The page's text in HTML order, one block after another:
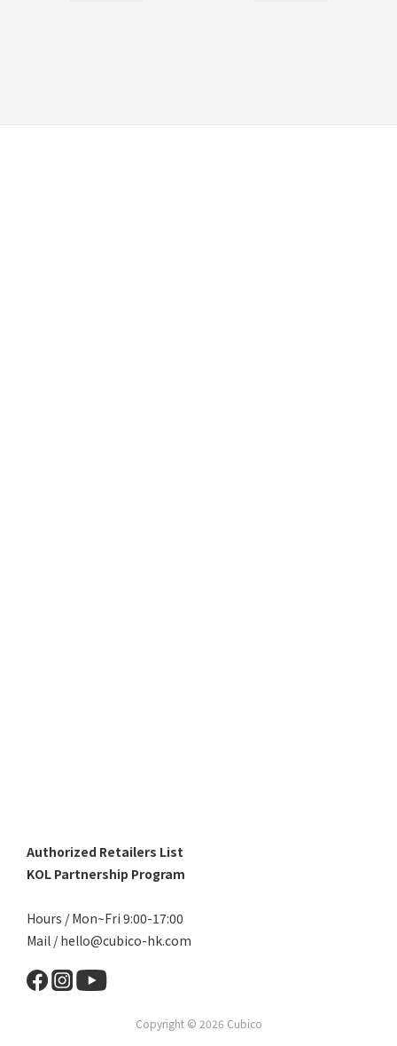
Authorized Retailers List
KOL Partnership Program
Hours / Mon~Fri 9:00-17:00
Mail / hello@cubico-hk.com
Copyright © 2026 Cubico